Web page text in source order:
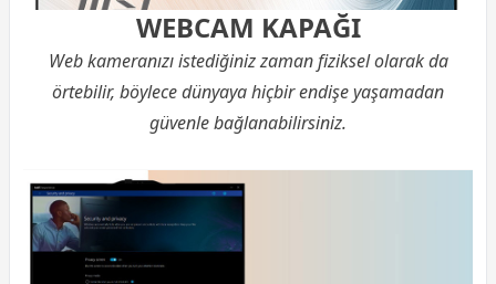
WEBCAM KAPAĞI
Web kameranızı istediğiniz zaman fiziksel olarak da
örtebilir, böylece dünyaya hiçbir endişe yaşamadan
güvenle bağlanabilirsiniz.